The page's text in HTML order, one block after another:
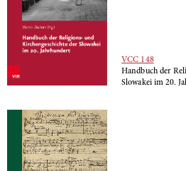
VCC 148
Handbuch der
Slowakei im 20.